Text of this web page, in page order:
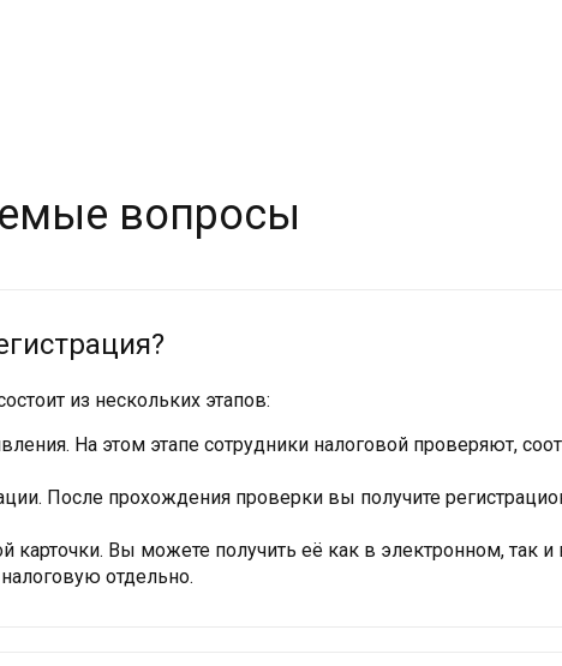
вопросы
из нескольких этапов:
На этом этапе сотрудники налоговой проверяют,
После прохождения проверки вы получите
карточки. Вы можете получить её как в электронном, так
отдельно.